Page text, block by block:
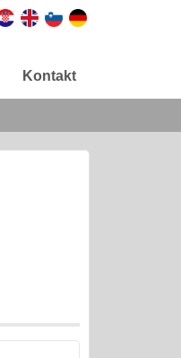
Kontakt